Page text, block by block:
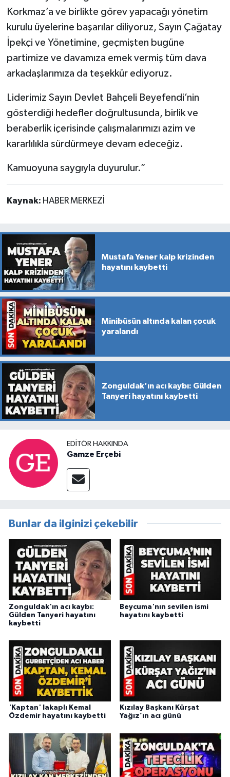
Korkmaz’a ve birlikte görev yapacağı yönetim
kurulu üyelerine başarılar diliyoruz, Sayın Çağatay
İpekçi ve Yönetimine, geçmişten bugüne
partimize ve davamıza emek vermiş tüm dava
arkadaşlarımıza da teşekkür ediyoruz.
Liderimiz Sayın Devlet Bahçeli Beyefendi’nin
gösterdiği hedefler doğrultusunda, birlik ve
beraberlik içerisinde çalışmalarımızı azim ve
kararlılıkla sürdürmeye devam edeceğiz.
Kamuoyuna saygıyla duyurulur.”
Kaynak: HABER MERKEZİ
Mustafa Yener kalp krizinden
hayatını kaybetti
Minibüsün altında kalan çocuk
yaralandı
Zonguldak'ın acı kaybı: Gülden
Tanyeri hayatını kaybetti
EDITÖR HAKKINDA
Gamze Erçebi
Bunlar da ilginizi çekebilir
Zonguldak'ın acı kaybı:
Gülden Tanyeri hayatını
kaybetti
Beycuma'nın sevilen ismi
hayatını kaybetti
'Kaptan' lakaplı Kemal
Özdemir hayatını kaybetti
Kızılay Başkanı Kürşat
Yağız’ın acı günü